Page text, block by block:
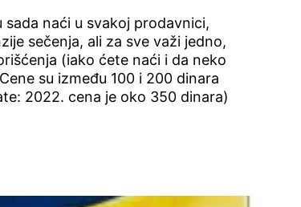
naći u svakoj prodavnici,
sečenja, ali za sve važi jedno,
(iako ćete naći i da neko
su između 100 i 200 dinara
2022. cena je oko 350 dinara)